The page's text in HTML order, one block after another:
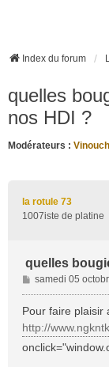
Index du forum
quelles
nos HDI ?
Modérateurs :
la rotule 73
1007iste de platine
quelles
M
e
s
a
g
samedi 05
Pour faire plaisir
http://